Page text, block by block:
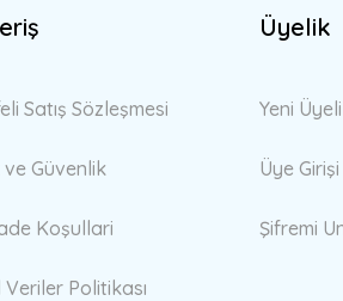
Satış Sözleşmesi
ve Güvenlik
Koşullari
Veriler Politikası
Üyelik
Yeni
Üye Girişi
Şifremi